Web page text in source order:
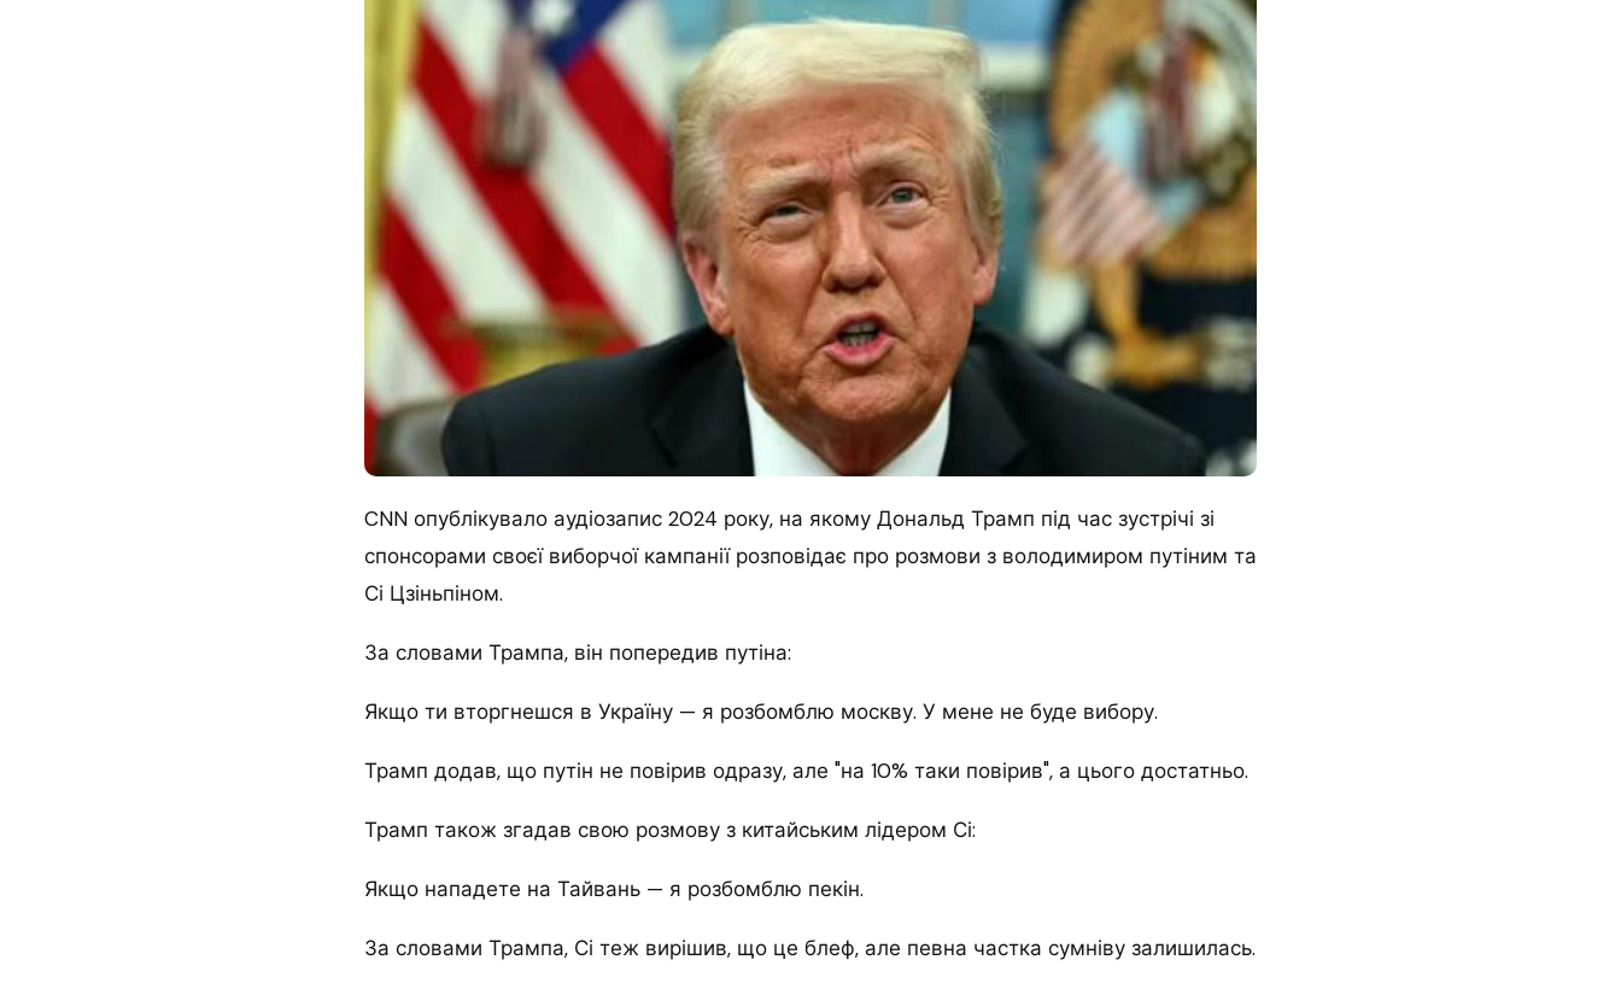
CNN опублікувало аудіозапис 2024 року, на якому Дональд Трамп під час зустрічі зі
спонсорами своєї виборчої кампанії розповідає про розмови з володимиром путіним та
Сі Цзіньпіном.
За словами Трампа, він попередив путіна:
Якщо ти вторгнешся в Україну — я розбомблю москву. У мене не буде вибору.
Трамп додав, що путін не повірив одразу, але "на 10% таки повірив", а цього достатньо.
Трамп також згадав свою розмову з китайським лідером Сі:
Якщо нападете на Тайвань — я розбомблю пекін.
За словами Трампа, Сі теж вирішив, що це блеф, але певна частка сумніву залишилась.